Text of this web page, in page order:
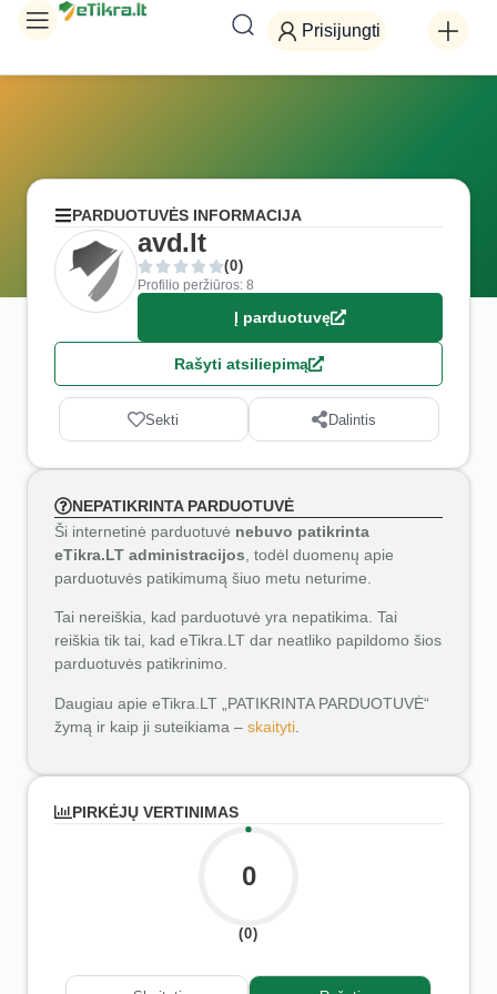
Prisijungti
PARDUOTUVĖS INFORMACIJA
avd.lt
(0)
Profilio peržiūros: 8
Į parduotuvę
Rašyti atsiliepimą
Sekti Dalintis
NEPATIKRINTA PARDUOTUVĖ
Ši internetinė parduotuvė nebuvo patikrinta
eTikra.LT administracijos , todėl duomenų apie
parduotuvės patikimumą šiuo metu neturime.
Tai nereiškia, kad parduotuvė yra nepatikima. Tai
reiškia tik tai, kad eTikra.LT dar neatliko papildomo šios
parduotuvės patikrinimo.
Daugiau apie eTikra.LT „PATIKRINTA PARDUOTUVĖ“
žymą ir kaip ji suteikiama – skaityti
PIRKĖJŲ VERTINIMAS
0
(0)